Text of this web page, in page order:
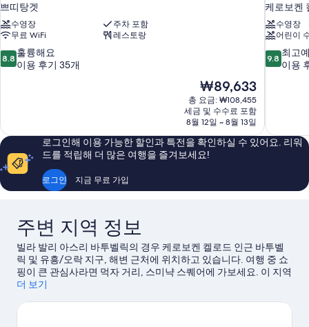
쁘띠탕겟
수영장
주차 포함
무료 WiFi
레스토랑
10
점
점,
훌
해
요,
이
8.8 훌륭해요
이용 후기 35개
현
재
요
금
₩89,633
₩89,633
총 요금: ₩108,455
세금 및 수수료 포함
8월 12일 ~ 8월 13일
케로보켄
수영장
어린이
10
점
점,
최
고
이
개
9.8 최고
이용
로그인해 이용 가능한 할인과 특전을 확인하실 수 있어요. 리워
드를 적립해 더 많은 여행을 즐겨보세요!
로그인 지금 무료 가입
주변 지역 정보
빌라 발리 아스리 바투벨릭의 경우 케로보켄 켈로드 인근 바투벨
릭 및 유흥/오락 지구, 해변 근처에 위치하고 있습니다. 여행 중 쇼
핑이 큰 관심사라면 먹자 거리, 스미냑 스퀘어에 가보세요. 이 지역
의 아름다운 자연을 만끽할 수 있는 스미냑 비치, 베라와 비치도 방
지 마세요.
더 보기